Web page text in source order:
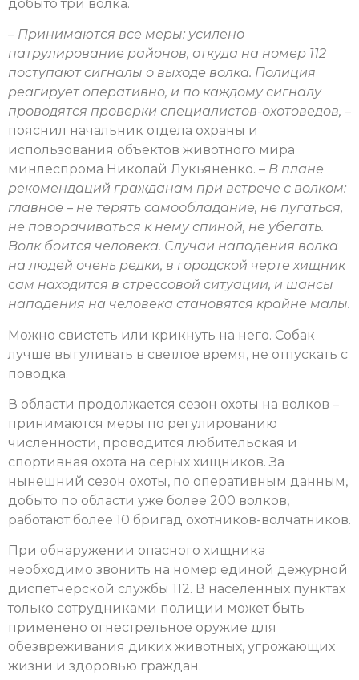
добыто три волка.
– Принимаются все меры: усилено
патрулирование районов, откуда на номер 112
поступают сигналы о выходе волка. Полиция
реагирует оперативно, и по каждому сигналу
проводятся проверки специалистов-охотоведов, –
пояснил начальник отдела охраны и
использования объектов животного мира
минлеспрома Николай Лукьяненко. – В плане
рекомендаций гражданам при встрече с волком:
главное – не терять самообладание, не пугаться,
не поворачиваться к нему спиной, не убегать.
Волк боится человека. Случаи нападения волка
на людей очень редки, в городской черте хищник
сам находится в стрессовой ситуации, и шансы
нападения на человека становятся крайне малы.
Можно свистеть или крикнуть на него. Собак
лучше выгуливать в светлое время, не отпускать с
поводка.
В области продолжается сезон охоты на волков –
принимаются меры по регулированию
численности, проводится любительская и
спортивная охота на серых хищников. За
нынешний сезон охоты, по оперативным данным,
добыто по области уже более 200 волков,
работают более 10 бригад охотников-волчатников.
При обнаружении опасного хищника
необходимо звонить на номер единой дежурной
диспетчерской службы 112. В населенных пунктах
только сотрудниками полиции может быть
применено огнестрельное оружие для
обезвреживания диких животных, угрожающих
жизни и здоровью граждан.